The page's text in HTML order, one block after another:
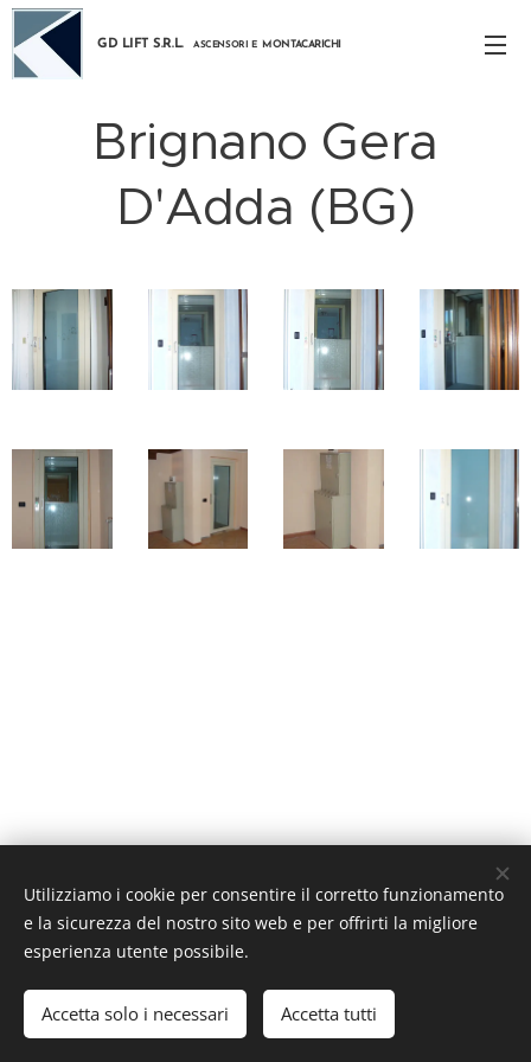
GD LIFT S.R.L. ASCENSORI E MONTACARICHI
Brignano Gera
D'Adda (BG)
GD LIFT S.r.l. 2021 P.Iva 03624980169
Cookies
Utilizziamo i cookie per consentire il corretto funzionamento
e la sicurezza del nostro sito web e per offrirti la migliore
esperienza utente possibile.
Accetta solo i necessari Accetta tutti